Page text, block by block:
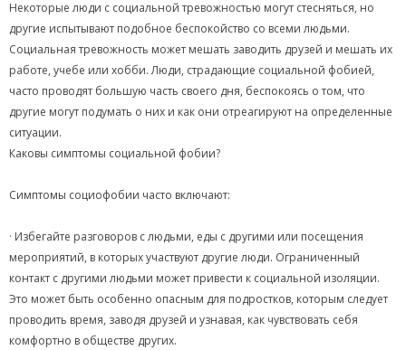
Некоторые люди с социальной тревожностью могут стесняться, но
другие испытывают подобное беспокойство со всеми людьми.
Социальная тревожность может мешать заводить друзей и мешать их
работе, учебе или хобби. Люди, страдающие социальной фобией,
часто проводят большую часть своего дня, беспокоясь о том, что
другие могут подумать о них и как они отреагируют на определенные
ситуации.
Каковы симптомы социальной фобии?
Симптомы социофобии часто включают:
· Избегайте разговоров с людьми, еды с другими или посещения
мероприятий, в которых участвуют другие люди. Ограниченный
контакт с другими людьми может привести к социальной изоляции.
Это может быть особенно опасным для подростков, которым следует
проводить время, заводя друзей и узнавая, как чувствовать себя
комфортно в обществе других.